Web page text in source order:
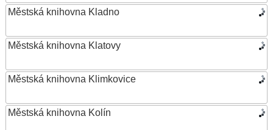
Městská knihovna Kladno
Městská knihovna Klatovy
Městská knihovna Klimkovice
Městská knihovna Kolín